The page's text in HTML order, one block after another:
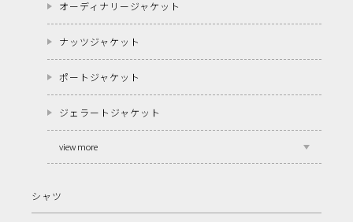
オーディナリージャケット
ナッツジャケット
ポートジャケット
ジェラートジャケット
view more
シャツ